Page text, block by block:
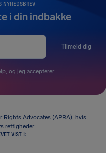
NYHEDSBREV
i din indbakke
Tilmeld dig
og jeg accepterer
Rights Advocates (APRA), hvis
rettigheder.
VIST I: